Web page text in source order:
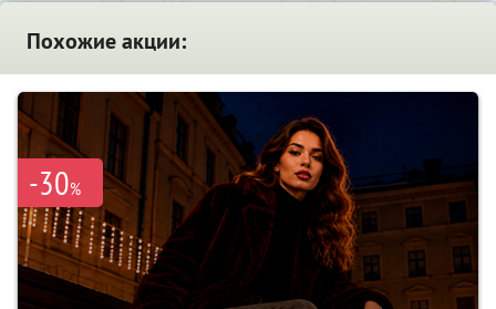
Похожие акции:
-30%